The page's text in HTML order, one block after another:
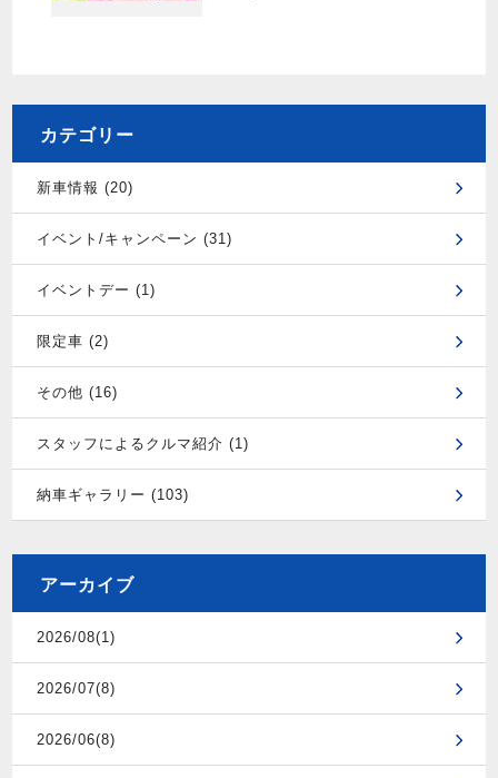
カテゴリー
新車情報 (20)
イベント/キャンペーン (31)
イベントデー (1)
限定車 (2)
その他 (16)
スタッフによるクルマ紹介 (1)
納車ギャラリー (103)
アーカイブ
2026/08(1)
2026/07(8)
2026/06(8)